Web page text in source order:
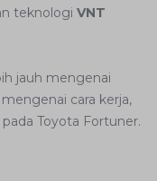
teknologi VNT
jauh mengenai
cara kerja,
Toyota Fortuner.